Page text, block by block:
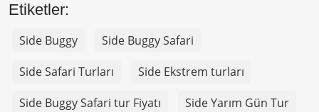
Etiketler:
Side Buggy
Side Buggy Safari
Side Safari Turları
Side Ekstrem turları
Side Buggy Safari tur Fiyatı
Side Yarım Gün Tur